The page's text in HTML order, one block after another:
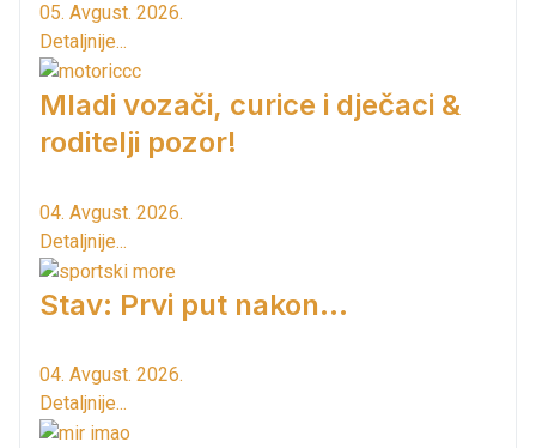
05. Avgust. 2026.
Detaljnije...
Mladi vozači, curice i dječaci &
roditelji pozor!
04. Avgust. 2026.
Detaljnije...
Stav: Prvi put nakon…
04. Avgust. 2026.
Detaljnije...